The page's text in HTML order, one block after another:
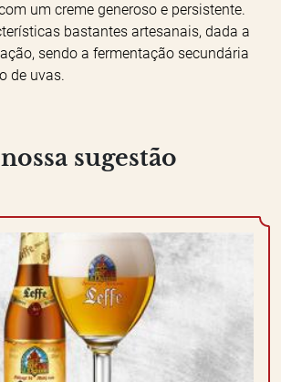
um creme generoso e persistente.
bastantes artesanais, dada a
sendo a fermentação secundária
de uvas.
sugestão